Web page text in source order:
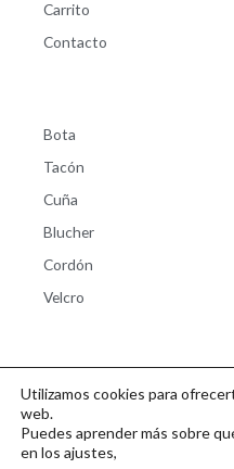
Carrito
Contacto
Bota
Tacón
Cuña
Blucher
Cordón
Velcro
Copyright © 2026
Utilizamos cookies para
web.
Puedes aprender más sobre
en los ajustes,